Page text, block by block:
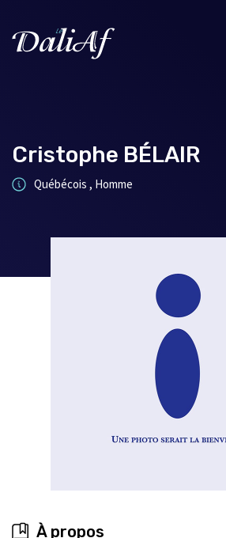
Cristophe BÉLAIR
Québécois , Homme
À propos